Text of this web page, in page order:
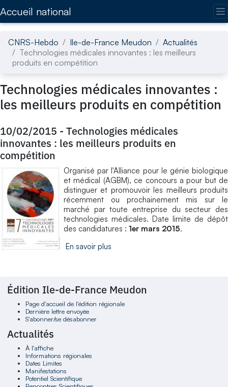
Accueil national
CNRS-Hebdo Ile-de-France Meudon
Actualités
Technologies médicales innovantes : les meilleurs
produits en compétition
Technologies médicales innovantes :
les meilleurs produits en compétition
10/02/2015 - Technologies médicales
innovantes : les meilleurs produits en
compétition
Organisé par l'Alliance pour le génie biologique
et médical (AGBM), ce concours a pour but de
distinguer et promouvoir les meilleurs produits
récemment ou prochainement mis sur le
marché par toute entreprise du secteur des
technologies médicales. Date limite de dépôt
des candidatures : 1er mars 2015.
En savoir plus
Édition Ile-de-France Meudon
Page d'accueil de l'édition régionale
Dernière lettre envoyée
S'abonner/se désabonner
Actualités
À l'affiche
Informations régionales
Dates Limites
Manifestations
Potentiel Scientifique